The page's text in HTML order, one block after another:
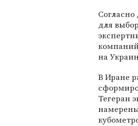
для
на
В Иране
Тегеран